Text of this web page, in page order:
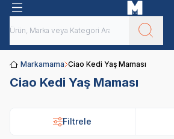
Markamama Ciao Kedi Yaş Maması
Ciao Kedi Yaş Maması
Filtrele